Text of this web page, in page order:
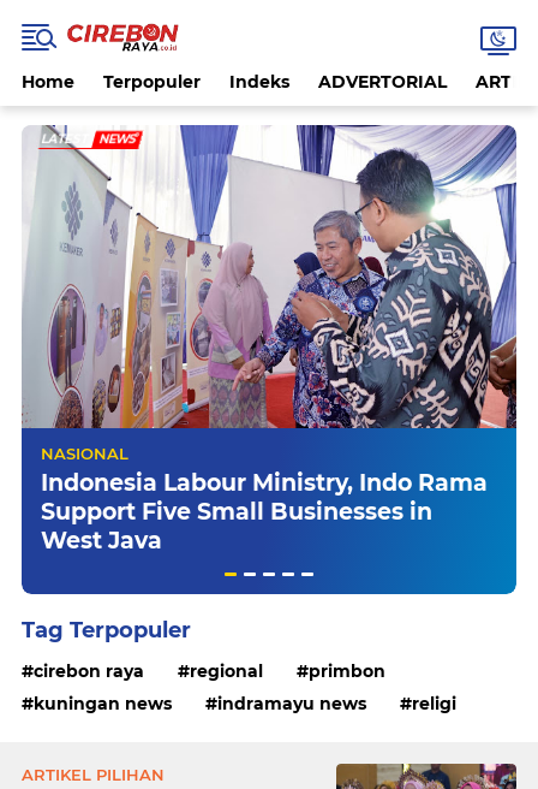
Home Terpopuler Indeks ADVERTORIAL
LATEST NEWS
NASIONAL
Indonesia Labour Ministry, Indo Rama
Support Five Small Businesses in
West Java
Tag Terpopuler
cirebon raya regional
primbon
kuningan news
indramayu news religi
ARTIKEL PILIHAN